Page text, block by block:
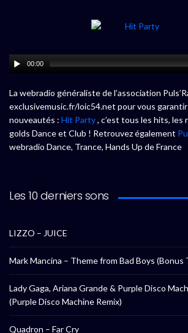
00:00
La webradio généraliste de l’association
exclusivemusic.fr/loic54.net pour vous
nouveautés : Hit Party, c’est tous les hits,
golds Dance et Club ! Retrouvez également
webradio Dance, Trance, Hands Up de France
Les 10 derniers sons
LIZZO – JUICE
Mark Mancina – Theme from Bad Boys (Bonus
Lady Gaga, Ariana Grande & Purple Disco
(Purple Disco Machine Remix)
Quadron – Far Cry